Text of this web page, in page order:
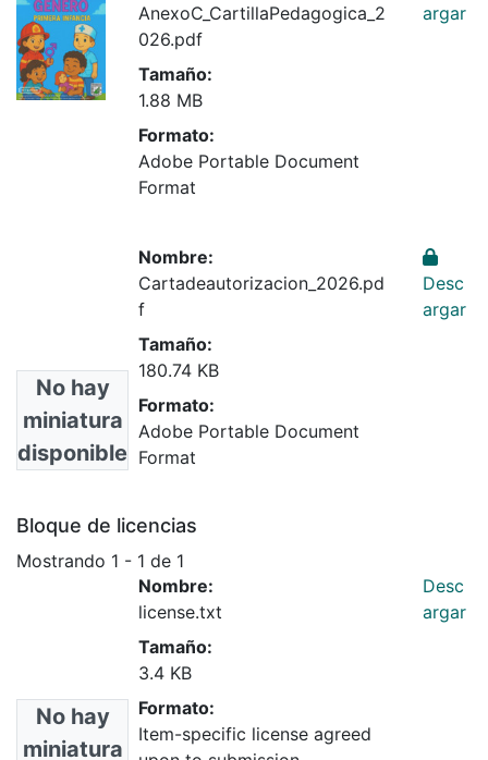
AnexoC_CartillaPedagogica_2
026.pdf
Tamaño:
1.88 MB
Formato:
Adobe Portable Document
Format
argar
No hay
miniatura
disponible
Nombre:
Cartadeautorizacion_2026.pd
f
Tamaño:
180.74 KB
Formato:
Adobe Portable Document
Format
Desc
argar
Bloque de licencias
Mostrando 1 - 1 de 1
No hay
miniatura
Nombre:
license.txt
Tamaño:
3.4 KB
Formato:
Item-specific license agreed
Desc
argar